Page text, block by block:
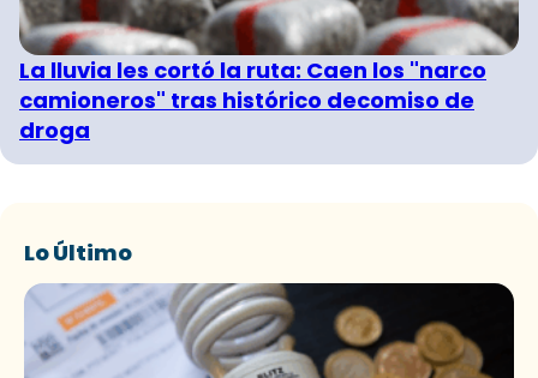
La lluvia les cortó la ruta: Caen los "narco
camioneros" tras histórico decomiso de
droga
Lo Último